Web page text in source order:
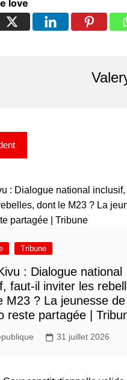
love
Tribune
: Dialogue national
faut-il inviter les
M23 ? La jeunesse de
reste partagée |
31 juillet 2026